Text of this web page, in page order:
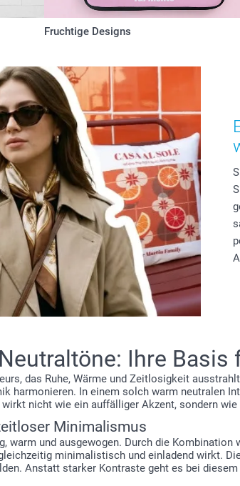
Fruchtige Designs
Ihre
das Ruhe, Wärme und Zeitlosigkeit
harmonieren. In einem solch warm neutralen
nicht wie ein auffälliger Akzent, sondern
Minimalismus
warm und ausgewogen. Durch die
minimalistisch und einladend wirkt.
Anstatt starker Kontraste geht es bei